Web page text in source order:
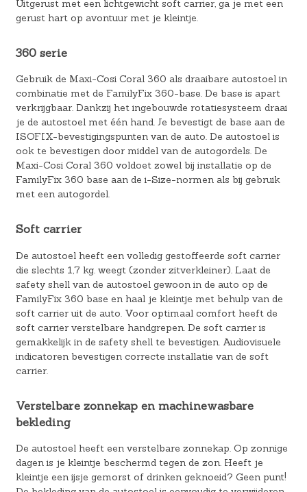
Uitgerust met een lichtgewicht soft carrier, ga je met een
gerust hart op avontuur met je kleintje.
360 serie
Gebruik de Maxi-Cosi Coral 360 als draaibare autostoel in
combinatie met de FamilyFix 360-base. De base is apart
verkrijgbaar. Dankzij het ingebouwde rotatiesysteem draai
je de autostoel met één hand. Je bevestigt de base aan de
ISOFIX-bevestigingspunten van de auto. De autostoel is
ook te bevestigen door middel van de autogordels. De
Maxi-Cosi Coral 360 voldoet zowel bij installatie op de
FamilyFix 360 base aan de i-Size-normen als bij gebruik
met een autogordel.
Soft carrier
De autostoel heeft een volledig gestoffeerde soft carrier
die slechts 1,7 kg. weegt (zonder zitverkleiner). Laat de
safety shell van de autostoel gewoon in de auto op de
FamilyFix 360 base en haal je kleintje met behulp van de
soft carrier uit de auto. Voor optimaal comfort heeft de
soft carrier verstelbare handgrepen. De soft carrier is
gemakkelijk in de safety shell te bevestigen. Audiovisuele
indicatoren bevestigen correcte installatie van de soft
carrier.
Verstelbare zonnekap en machinewasbare
bekleding
De autostoel heeft een verstelbare zonnekap. Op zonnige
dagen is je kleintje beschermd tegen de zon. Heeft je
kleintje een ijsje gemorst of drinken geknoeid? Geen punt!